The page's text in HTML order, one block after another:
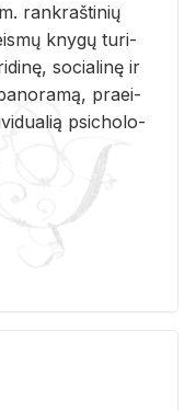
rank­raš­ti­nių
kny­gų tu­ri­
so­cia­li­nę ir
pra­ei­
psi­cho­lo­